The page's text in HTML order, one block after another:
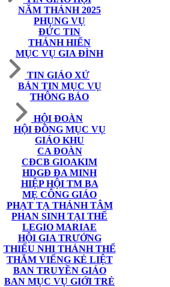
NĂM THÁNH 2025
PHỤNG VỤ
ĐỨC TIN
THÁNH HIẾN
MỤC VỤ GIA ĐÌNH
TIN GIÁO XỨ
BẢN TIN MỤC VỤ
THÔNG BÁO
HỘI ĐOÀN
HỘI ĐỒNG MỤC VỤ
GIÁO KHU
CA ĐOÀN
CĐCB GIOAKIM
HDGĐ ĐA MINH
HIỆP HỘI TM BA
MẸ CÔNG GIÁO
PHẠT TẠ THÁNH TÂM
PHAN SINH TẠI THẾ
LEGIO MARIAE
HỘI GIA TRƯỞNG
THIẾU NHI THÁNH THỂ
THĂM VIẾNG KẺ LIỆT
BAN TRUYỀN GIÁO
BAN MỤC VỤ GIỚI TRẺ